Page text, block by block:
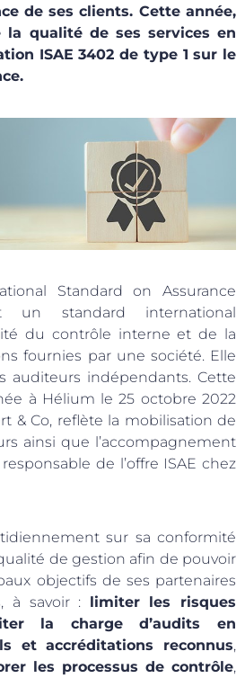
de ses clients. Cette année,
la qualité de ses services en
ISAE 3402 de type 1 sur le
Standard on Assurance
standard international
du contrôle interne et de la
fournies par une société. Elle
auditeurs indépendants. Cette
à Hélium le 25 octobre 2022
& Co, reflète la mobilisation de
ainsi que l’accompagnement
de l’offre ISAE chez
sur sa conformité
de gestion afin de pouvoir
objectifs de ses partenaires
à savoir : limiter les risques
la charge d’audits en
et accréditations reconnus,
les processus de contrôle,